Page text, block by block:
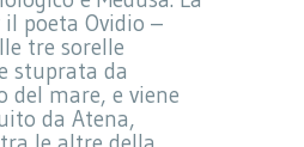
il poeta Ovidio –
tre sorelle
stuprata da
del mare, e viene
da Atena,